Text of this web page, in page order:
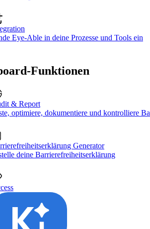
Eye-Able in deine Prozesse und Tools ein
Funktionen
& Report
optimiere, dokumentiere und kontrolliere
Generator
deine Barrierefreiheitserklärung